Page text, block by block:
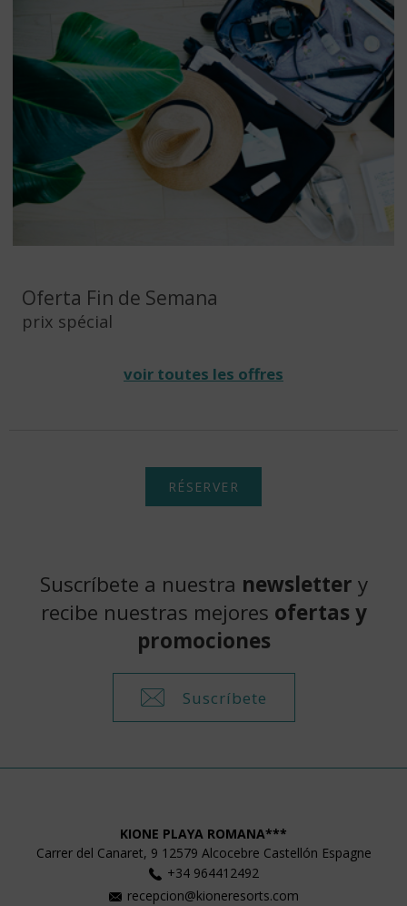
Oferta Fin de Semana
prix spécial
voir toutes les offres
RÉSERVER
Suscríbete a nuestra newsletter y
recibe nuestras mejores ofertas y
promociones
Suscríbete
KIONE PLAYA ROMANA***
Carrer del Canaret, 9 12579 Alcocebre Castellón Espagne
+34 964412492
recepcion@kioneresorts.com